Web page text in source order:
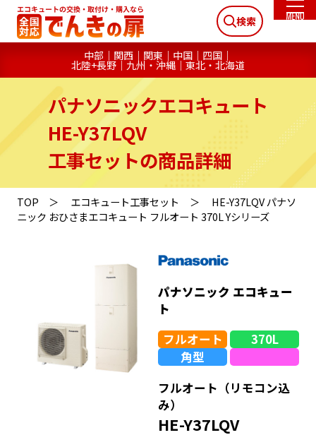
検索
中部 関西 関東 中国 四国
北陸+長野 九州・沖縄 東北・北海道
パナソニックエコキュート
HE-Y37LQV
工事セットの商品詳細
TOP エコキュート工事セット
HE-Y37LQV パナソ
ニック おひさまエコキュート フルオート 370L Yシリーズ
パナソニック エコキュー
ト
フルオート
370L
角型
フルオート（リモコン込
み）
HE-Y37LQV